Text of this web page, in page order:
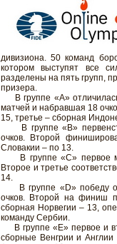
дивизиона. 50 команд
котором выступят все
разделены на пять групп,
призера.
В группе «А»
матчей и набравшая 18
15, третье – сборная
В группе «В»
очков. Второй
Словакии – по 13.
В группе «С» первое
Второе и третье
14.
В группе «D» победу
очков. Второй на финиш
сборная Норвегии – 13,
команду Сербии.
В группе «Е» первое и
сборные Венгрии и